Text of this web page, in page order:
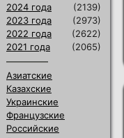
2024 года
(2139)
2023 года
(2973)
2022 года
(2622)
2021 года
(2065)
Азиатские
Казахские
Украинские
Французские
Российские